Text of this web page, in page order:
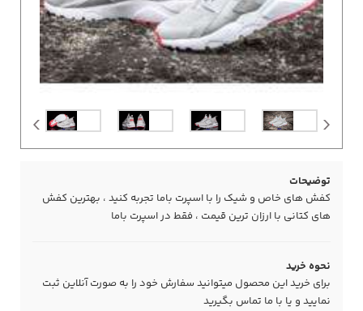
توضیحات
کفش های خاص و شیک را با اسپرت باما تجربه کنید ، بهترین کفش
های کتانی با ارزان ترین قیمت ، فقط در اسپرت باما
نحوه خرید
برای خرید این محصول میتوانید سفارش خود را به صورت آنلاین ثبت
نمایید و یا با ما تماس بگیرید